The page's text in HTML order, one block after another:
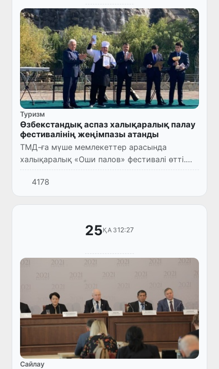
Туризм
Өзбекстандық аспаз халықаралық палау
фестивалінің жеңімпазы атанды
ТМД-ға мүше мемлекеттер арасында
халықаралық «Оши палов» фестивалі өтті.
Тәжікстан Республикасы тәуелсіздігінің 30
жылдығы қарсаңында Душанбеде өткен
байқауға 11 елден 50 аспаз қат...
4178
25ҚАЗ12:27
Сайлау